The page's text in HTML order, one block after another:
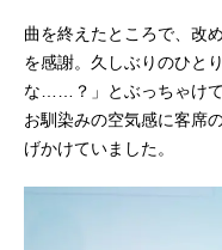
曲を終えたところで、改
を感謝。久しぶりのひと
な……？」とぶっちゃけ
お馴染みの空気感に客席
げかけていました。